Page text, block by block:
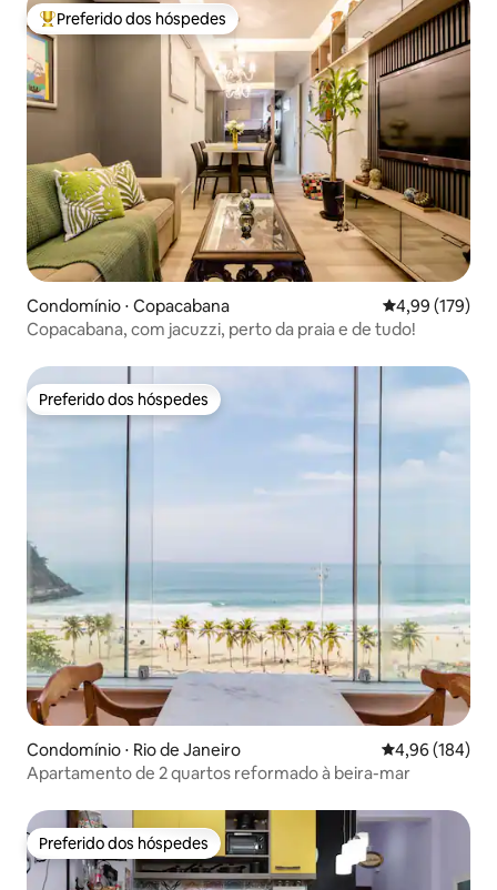
Entre os melhores preferidos dos hóspedes
Preferido dos hóspedes
Condomínio ⋅ Copacabana 4,99 de uma
4,99 (179)
Copacabana, com jacuzzi, perto da praia e de tudo!
Preferido dos hóspedes
Preferido dos hóspedes
Condomínio ⋅ Rio de Janeiro 4,96 de uma
4,96 (184)
Apartamento de 2 quartos reformado à beira-mar
Preferido dos hóspedes
Preferido dos hóspedes